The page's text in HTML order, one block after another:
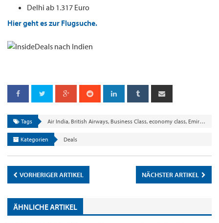
Delhi ab 1.317 Euro
Hier geht es zur Flugsuche.
Tags Air India, British Airways, Business Class, economy class, Emirates
Kategorien Deals
VORHERIGER ARTIKEL NÄCHSTER ARTIKEL
ÄHNLICHE ARTIKEL